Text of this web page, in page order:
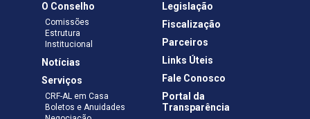
Comissões
Institucional
Notícias
Serviços
CRF-AL em Casa
Boletos e Anuidades
Negociação
Requerimentos
Fiscalização
Parceiros
Links Úteis
Fale Conosco
Portal da